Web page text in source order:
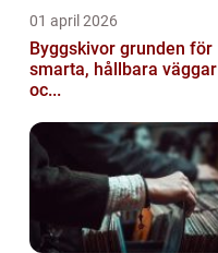
01 april 2026
Byggskivor grunden för
smarta, hållbara väggar
oc...